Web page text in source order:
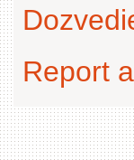
Report